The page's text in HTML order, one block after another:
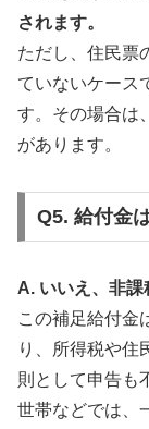
されます。
ただし、住民票
ていないケース
す。その場合は
があります。
Q5. 給付金
A. いいえ、非課
この補足給付金
り、所得税や住
則として申告も
世帯などでは、